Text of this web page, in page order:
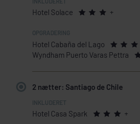
Hotel Solace +
Hotel Cabaña del Lago
Wyndham Puerto Varas Pettra
2 nætter: Santiago de Chile
Hotel Casa Spark +